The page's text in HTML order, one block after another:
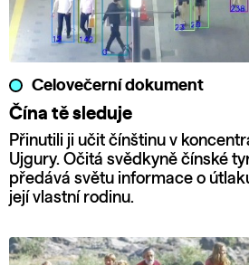
Celovečerní dokument
Čína tě sleduje
Přinutili ji učit čínštinu v
Ujgury. Očitá svědkyně čínské
předává světu informace o
její vlastní rodinu.